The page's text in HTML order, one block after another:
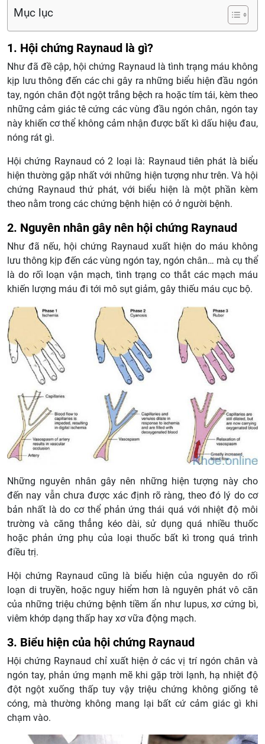
Mục lục
1. Hội chứng Raynaud là gì?
Như đã đề cập, hội chứng Raynaud là tình trạng máu không
kịp lưu thông đến các chi gây ra những biểu hiện đầu ngón
tay, ngón chân đột ngột trắng bệch ra hoặc tím tái, kèm theo
những cảm giác tê cứng các vùng đầu ngón chân, ngón tay
này khiến cơ thể không cảm nhận được bất kì dấu hiệu đau,
nóng rát gì.
Hội chứng Raynaud có 2 loại là: Raynaud tiên phát là biểu
hiện thường gặp nhất với những hiện tượng như trên. Và hội
chứng Raynaud thứ phát, với biểu hiện là một phần kèm
theo nằm trong các chứng bệnh hiện có ở người bệnh.
2. Nguyên nhân gây nên hội chứng Raynaud
Như đã nếu, hội chứng Raynaud xuất hiện do máu không
lưu thông kịp đến các vùng ngón tay, ngón chân… mà cụ thể
là do rối loạn vận mạch, tình trạng co thắt các mạch máu
khiến lượng máu đi tới mô sụt giảm, gây thiếu máu cục bộ.
Những nguyên nhân gây nên những hiện tượng này cho
đến nay vẫn chưa được xác định rõ ràng, theo đó lý do cơ
bản nhất là do cơ thể phản ứng thái quá với nhiệt độ môi
trường và căng thẳng kéo dài, sử dụng quá nhiều thuốc
hoặc phản ứng phụ của loại thuốc bất kì trong quá trình
điều trị.
Hội chứng Raynaud cũng là biểu hiện của nguyên do rối
loạn di truyền, hoặc nguy hiểm hơn là nguyên phát vô căn
của những triệu chứng bệnh tiềm ẩn như lupus, xơ cứng bì,
viêm khớp dạng thấp hay xơ vữa động mạch.
3. Biểu hiện của hội chứng Raynaud
Hội chứng Raynaud chỉ xuất hiện ở các vị trí ngón chân và
ngón tay, phản ứng mạnh mẽ khi gặp trời lạnh, hạ nhiệt độ
đột ngột xuống thấp tuy vậy triệu chứng không giống tê
cóng, mà thường không mang lại bất cứ cảm giác gì khi
chạm vào.